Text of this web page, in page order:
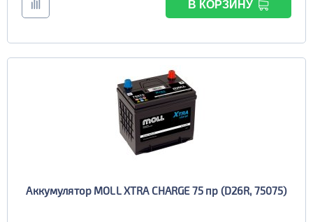
В КОРЗИНУ
Аккумулятор MOLL XTRA CHARGE 75 пр (D26R, 75075)